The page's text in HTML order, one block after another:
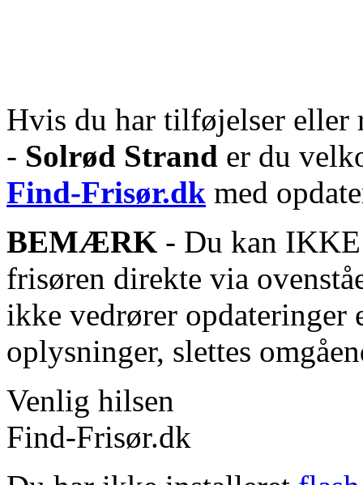
Hvis du har tilføjelser eller
- Solrød Strand er du
Find-Frisør.dk med
BEMÆRK - Du kan IKKE
frisøren direkte via
ikke vedrører opdateringer
oplysninger, slettes
Venlig hilsen
Find-Frisør.dk